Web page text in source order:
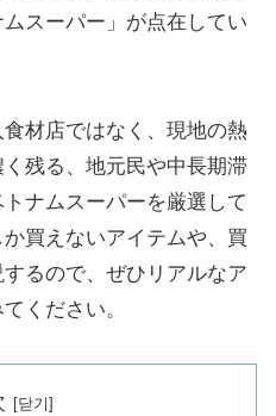
スーパー」が点在してい
材店ではなく、現地の熱
残る、地元民や中長期滞
ナムスーパーを厳選して
買えないアイテムや、買
るので、ぜひリアルなア
ください。